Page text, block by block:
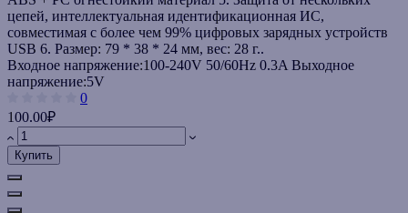
цепей, интеллектуальная идентификационная ИС,
совместимая с более чем 99% цифровых зарядных устройств
USB 6. Размер: 79 * 38 * 24 мм, вес: 28 г..
Входное напряжение:100-240V 50/60Hz 0.3A Выходное
напряжение:5V
0
100.00₽
Купить